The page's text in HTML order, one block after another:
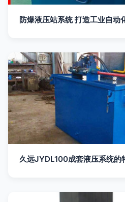
防爆液压站系统 打造工业自动
久远JYDL100成套液压系统的